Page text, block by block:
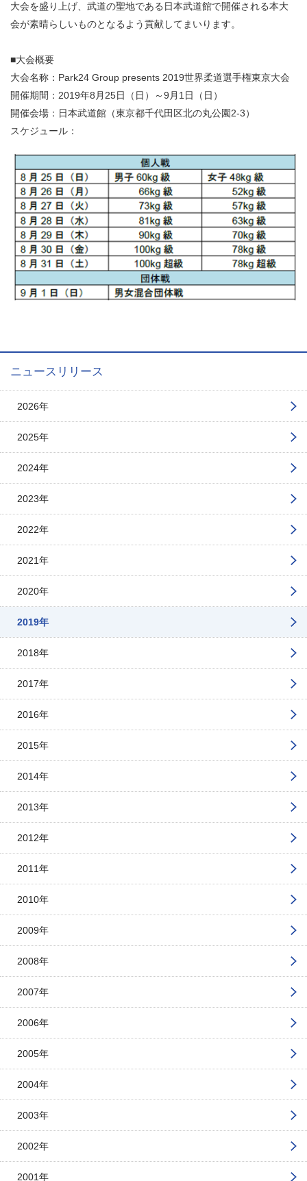
大会を盛り上げ、武道の聖地である日本武道館で開催される本大
会が素晴らしいものとなるよう貢献してまいります。
■大会概要
大会名称：Park24 Group presents 2019世界柔道選手権東京大会
開催期間：2019年8月25日（日）～9月1日（日）
開催会場：日本武道館（東京都千代田区北の丸公園2-3）
スケジュール：
ニュースリリース
2026年
2025年
2024年
2023年
2022年
2021年
2020年
2019年
2018年
2017年
2016年
2015年
2014年
2013年
2012年
2011年
2010年
2009年
2008年
2007年
2006年
2005年
2004年
2003年
2002年
2001年